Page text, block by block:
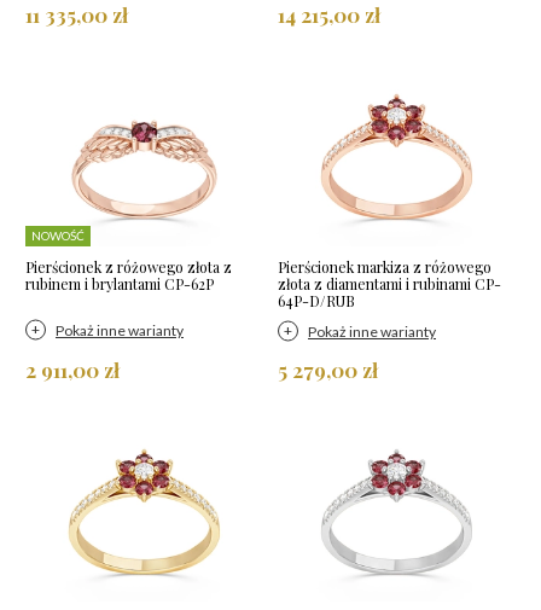
11 335,00 zł 14 215,00 zł
NOWOŚĆ
Pierścionek z różowego złota z
rubinem i brylantami CP-62P
Pokaż inne warianty
2 911,00 zł
Pierścionek markiza z różowego
złota z diamentami i rubinami CP-
64P-D/RUB
Pokaż inne warianty
5 279,00 zł